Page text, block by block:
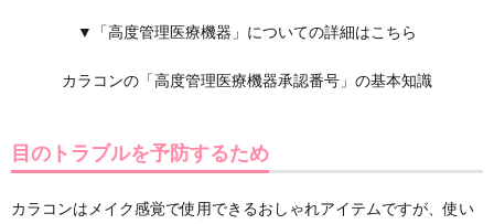
▼「高度管理医療機器」についての詳細はこちら
カラコンの「高度管理医療機器承認番号」の基本知識
目のトラブルを予防するため
カラコンはメイク感覚で使用できるおしゃれアイテムですが、使い